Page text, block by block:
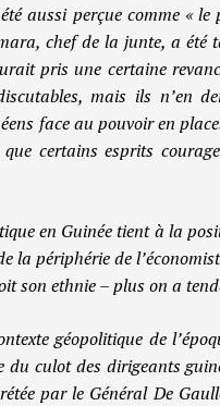
aussi perçue comme « le
chef de la junte, a été
pris une certaine
mais ils n’en
face au pouvoir en
que certains esprits
en Guinée tient à la
la périphérie de
son ethnie – plus on a
géopolitique de
du culot des dirigeants
par le Général De